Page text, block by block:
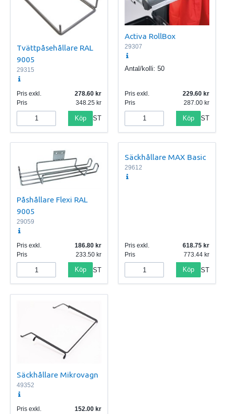
Tvättpåsehållare RAL
9005
29315
Pris exkl.
278.60
Pris
348.25
Köp ST
Activa RollBox
29307
Antal/kolli: 50
Pris exkl.
229.60
Pris
287.00
Köp ST
Påshållare Flexi RAL
9005
29059
Pris exkl.
186.80
Pris
233.50
Köp ST
Säckhållare MAX Basic
29612
Pris exkl.
618.75
Pris
773.44
Köp ST
Säckhållare Mikrovagn
49352
Pris exkl. 152.00